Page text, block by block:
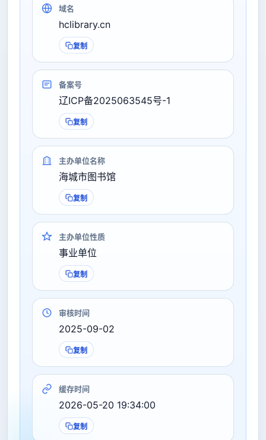
域名
hclibrary.cn
复制
备案号
辽ICP备2025063545号-1
复制
主办单位名称
海城市图书馆
复制
主办单位性质
事业单位
复制
审核时间
2025-09-02
复制
缓存时间
2026-05-20 19:34:00
复制